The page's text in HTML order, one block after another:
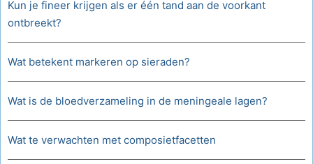
Kun je fineer krijgen als er één tand aan de voorkant
ontbreekt?
Wat betekent markeren op sieraden?
Wat is de bloedverzameling in de meningeale lagen?
Wat te verwachten met composietfacetten